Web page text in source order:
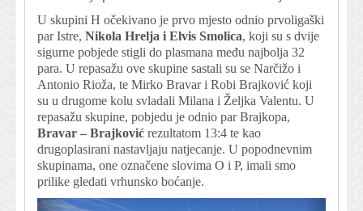
U skupini H očekivano je prvo mjesto odnio prvoligaški
par Istre, Nikola Hrelja i Elvis Smolica, koji su s dvije
sigurne pobjede stigli do plasmana među najbolja 32
para. U repasažu ove skupine sastali su se Narčižo i
Antonio Rioža, te Mirko Bravar i Robi Brajković koji
su u drugome kolu svladali Milana i Željka Valentu. U
repasažu skupine, pobjedu je odnio par Brajkopa,
Bravar – Brajković rezultatom 13:4 te kao
drugoplasirani nastavljaju natjecanje. U popodnevnim
skupinama, one označene slovima O i P, imali smo
prilike gledati vrhunsko boćanje.